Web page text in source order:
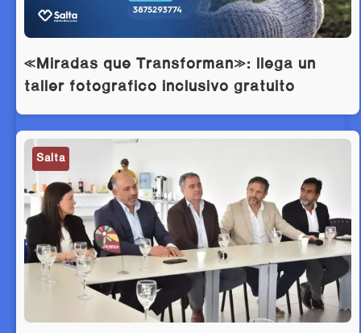
«Miradas que Transforman»: llega un
taller fotográfico inclusivo gratuito
Salta